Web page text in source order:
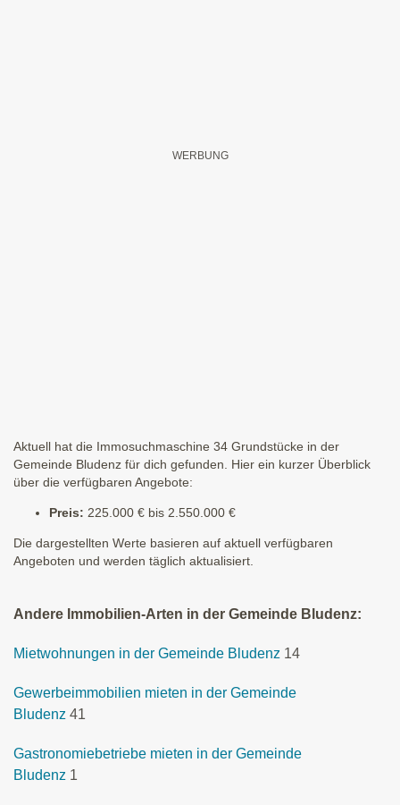
Aktuell hat die Immosuchmaschine 34 Grundstücke in der
Gemeinde Bludenz für dich gefunden. Hier ein kurzer Überblick
über die verfügbaren Angebote:
Preis: 225.000 € bis 2.550.000 €
Die dargestellten Werte basieren auf aktuell verfügbaren
Angeboten und werden täglich aktualisiert.
Andere Immobilien-Arten in der Gemeinde Bludenz:
Mietwohnungen in der Gemeinde Bludenz 14
Gewerbeimmobilien mieten in der Gemeinde
Bludenz 41
Gastronomiebetriebe mieten in der Gemeinde
Bludenz 1